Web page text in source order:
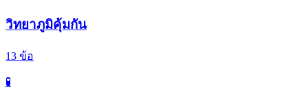
วิทยาภูมิคุ้มกัน
13 ข้อ
🧪